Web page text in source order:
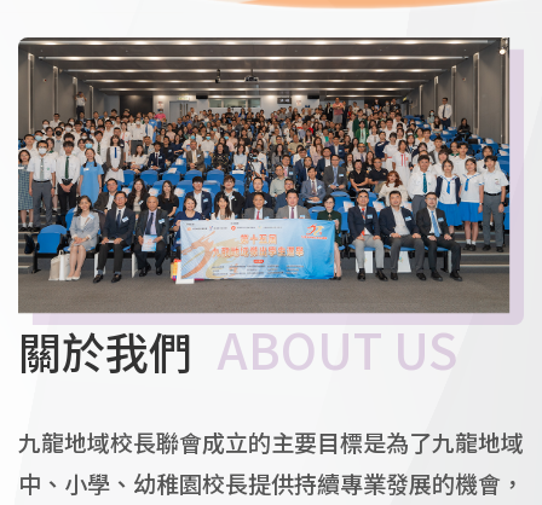
關於我們
九龍地域校長聯會成立的主要目標是為了九龍地域
中、小學、幼稚園校長提供持續專業發展的機會，